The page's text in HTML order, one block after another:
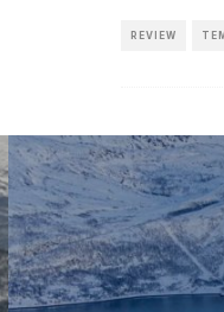
REVIEW